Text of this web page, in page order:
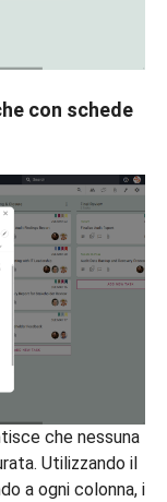
con schede
che nessuna
Utilizzando il
a ogni colonna, i